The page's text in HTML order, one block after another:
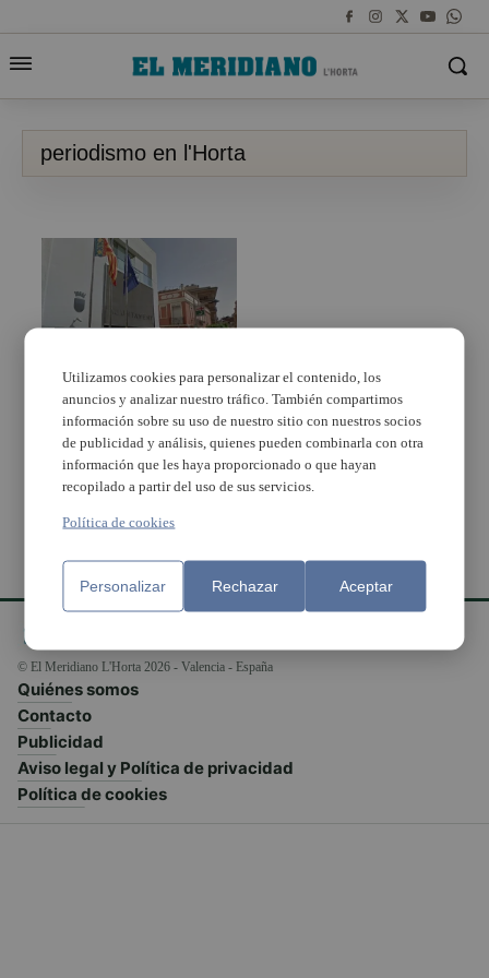
periodismo en l'Horta
Próximo Foro: ‘La
Importancia de
comunicar. Periodismo
en l’Horta’
© El Meridiano L'Horta 2026 - Valencia - España
Quiénes somos
Contacto
Publicidad
Aviso legal y Política de privacidad
Política de cookies
Utilizamos cookies para personalizar el contenido, los
anuncios y analizar nuestro tráfico. También compartimos
información sobre su uso de nuestro sitio con nuestros socios
de publicidad y análisis, quienes pueden combinarla con otra
información que les haya proporcionado o que hayan
recopilado a partir del uso de sus servicios.
Política de cookies
Personalizar Rechazar Aceptar